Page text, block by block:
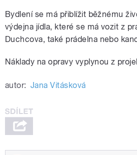
Bydlení se má přiblížit běžnému
výdejna jídla, které se má vozit z
Duchcova, také prádelna nebo
Náklady na opravy vyplynou z
autor: Jana Vitásková